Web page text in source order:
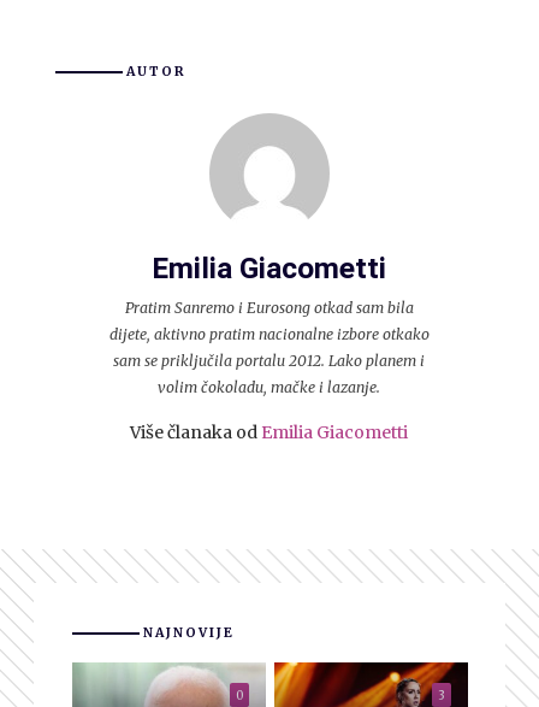
AUTOR
Emilia Giacometti
Pratim Sanremo i Eurosong otkad sam bila
dijete, aktivno pratim nacionalne izbore otkako
sam se priključila portalu 2012. Lako planem i
volim čokoladu, mačke i lazanje.
Više članaka od Emilia Giacometti
NAJNOVIJE
0 3